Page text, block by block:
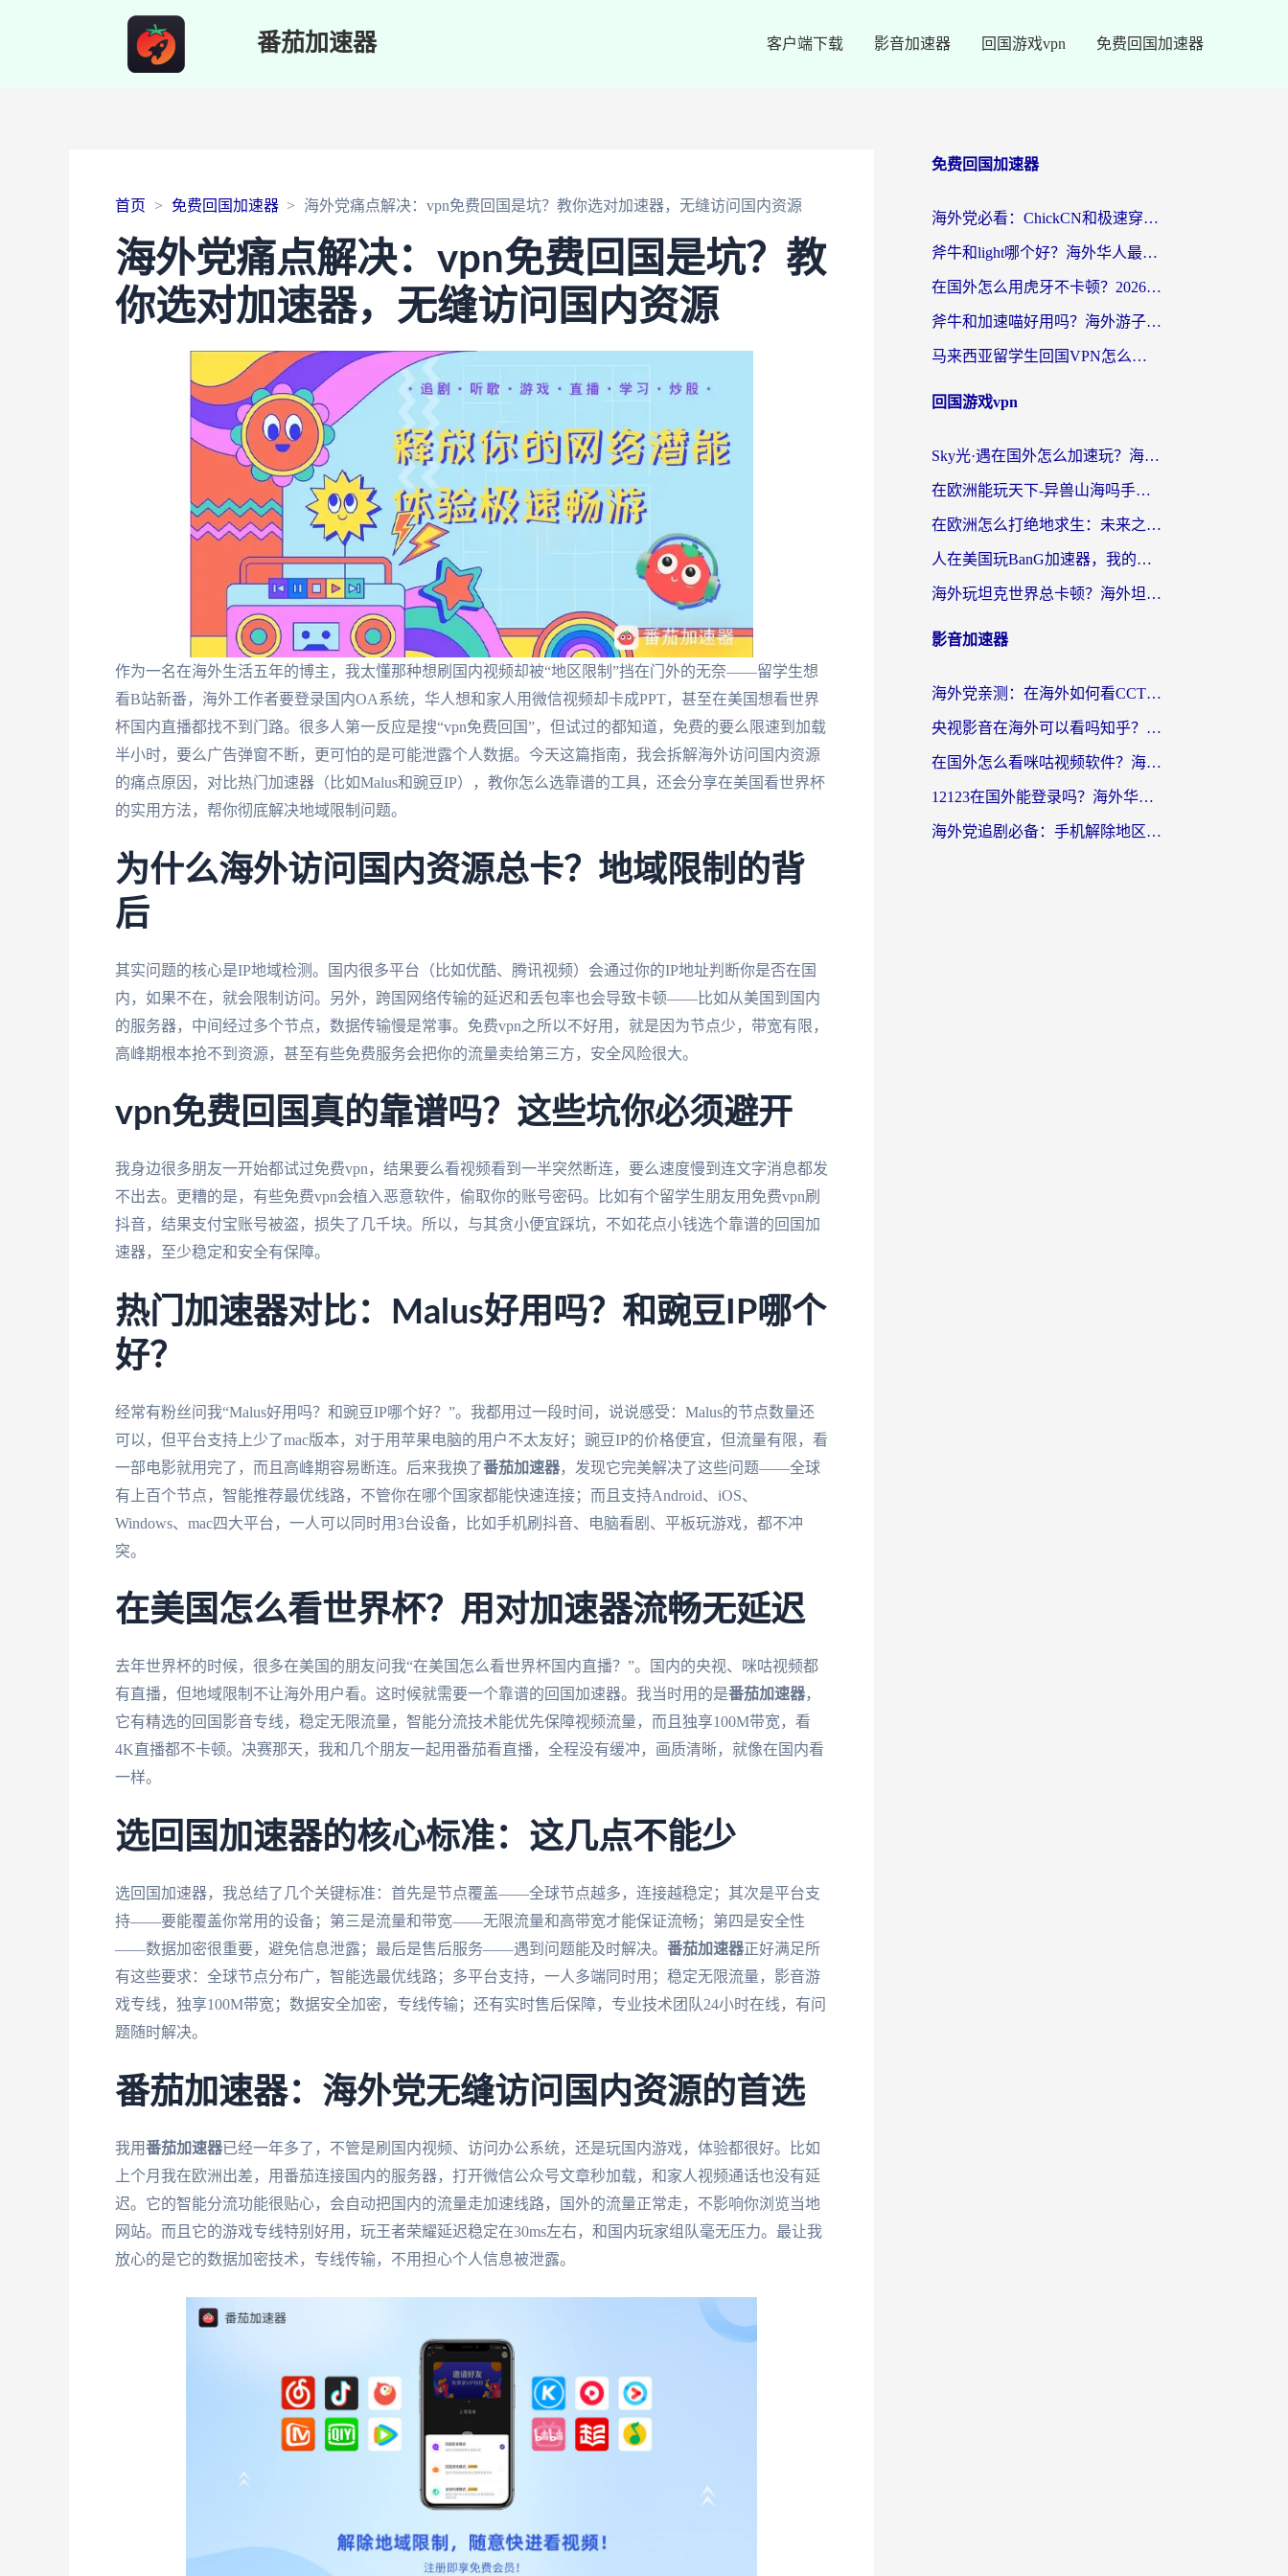
番茄加速器 客户端下载 影音加速器 回国游戏vpn 免费回国加速器
首页 免费回国加速器 海外党痛点解决：vpn免费回国是坑？教你选对加速器，无缝访问国内资源
海外党痛点解决：vpn免费回国是坑？教
你选对加速器，无缝访问国内资源
作为一名在海外生活五年的博主，我太懂那种想刷国内视频却被“地区限制”挡在门外的无奈——留学生想
看B站新番，海外工作者要登录国内OA系统，华人想和家人用微信视频却卡成PPT，甚至在美国想看世界
杯国内直播都找不到门路。很多人第一反应是搜“vpn免费回国”，但试过的都知道，免费的要么限速到加载
半小时，要么广告弹窗不断，更可怕的是可能泄露个人数据。今天这篇指南，我会拆解海外访问国内资源
的痛点原因，对比热门加速器（比如Malus和豌豆IP），教你怎么选靠谱的工具，还会分享在美国看世界杯
的实用方法，帮你彻底解决地域限制问题。
为什么海外访问国内资源总卡？地域限制的背
后
其实问题的核心是IP地域检测。国内很多平台（比如优酷、腾讯视频）会通过你的IP地址判断你是否在国
内，如果不在，就会限制访问。另外，跨国网络传输的延迟和丢包率也会导致卡顿——比如从美国到国内
的服务器，中间经过多个节点，数据传输慢是常事。免费vpn之所以不好用，就是因为节点少，带宽有限，
高峰期根本抢不到资源，甚至有些免费服务会把你的流量卖给第三方，安全风险很大。
vpn免费回国真的靠谱吗？这些坑你必须避开
我身边很多朋友一开始都试过免费vpn，结果要么看视频看到一半突然断连，要么速度慢到连文字消息都发
不出去。更糟的是，有些免费vpn会植入恶意软件，偷取你的账号密码。比如有个留学生朋友用免费vpn刷
抖音，结果支付宝账号被盗，损失了几千块。所以，与其贪小便宜踩坑，不如花点小钱选个靠谱的回国加
速器，至少稳定和安全有保障。
热门加速器对比：Malus好用吗？和豌豆IP哪个
好？
经常有粉丝问我“Malus好用吗？和豌豆IP哪个好？”。我都用过一段时间，说说感受：Malus的节点数量还
可以，但平台支持上少了mac版本，对于用苹果电脑的用户不太友好；豌豆IP的价格便宜，但流量有限，看
一部电影就用完了，而且高峰期容易断连。后来我换了番茄加速器，发现它完美解决了这些问题——全球
有上百个节点，智能推荐最优线路，不管你在哪个国家都能快速连接；而且支持Android、iOS、
Windows、mac四大平台，一人可以同时用3台设备，比如手机刷抖音、电脑看剧、平板玩游戏，都不冲
突。
在美国怎么看世界杯？用对加速器流畅无延迟
去年世界杯的时候，很多在美国的朋友问我“在美国怎么看世界杯国内直播？”。国内的央视、咪咕视频都
有直播，但地域限制不让海外用户看。这时候就需要一个靠谱的回国加速器。我当时用的是番茄加速器，
它有精选的回国影音专线，稳定无限流量，智能分流技术能优先保障视频流量，而且独享100M带宽，看
4K直播都不卡顿。决赛那天，我和几个朋友一起用番茄看直播，全程没有缓冲，画质清晰，就像在国内看
一样。
选回国加速器的核心标准：这几点不能少
选回国加速器，我总结了几个关键标准：首先是节点覆盖——全球节点越多，连接越稳定；其次是平台支
持——要能覆盖你常用的设备；第三是流量和带宽——无限流量和高带宽才能保证流畅；第四是安全性
——数据加密很重要，避免信息泄露；最后是售后服务——遇到问题能及时解决。 番茄加速器正好满足所
有这些要求：全球节点分布广，智能选最优线路；多平台支持，一人多端同时用；稳定无限流量，影音游
戏专线，独享100M带宽；数据安全加密，专线传输；还有实时售后保障，专业技术团队24小时在线，有问
题随时解决。
番茄加速器：海外党无缝访问国内资源的首选
我用番茄加速器已经一年多了，不管是刷国内视频、访问办公系统，还是玩国内游戏，体验都很好。比如
上个月我在欧洲出差，用番茄连接国内的服务器，打开微信公众号文章秒加载，和家人视频通话也没有延
迟。它的智能分流功能很贴心，会自动把国内的流量走加速线路，国外的流量正常走，不影响你浏览当地
网站。而且它的游戏专线特别好用，玩王者荣耀延迟稳定在30ms左右，和国内玩家组队毫无压力。最让我
放心的是它的数据加密技术，专线传输，不用担心个人信息被泄露。
免费回国加速器
海外党必看：ChickCN和极速穿梭VPN好用吗？3招教你选对回国加速器无缝刷国内资源
斧牛和light哪个好？海外华人最关心的回国加速器选择难题，一篇讲透
在国外怎么用虎牙不卡顿？2026海外华人亲测有效的回国加速器选择指南
斧牛和加速喵好用吗？海外游子的真实选择困境
马来西亚留学生回国VPN怎么选？3个避坑点+1款实测好用的加速器推荐
回国游戏vpn
Sky光·遇在国外怎么加速玩？海外党亲测有效的国服游戏加速指南
在欧洲能玩天下-异兽山海吗手游？海外玩家的加速器生存指南
在欧洲怎么打绝地求生：未来之役不卡？留学生亲测的加速器避坑指南
人在美国玩BanG加速器，我的延迟终于绿了
海外玩坦克世界总卡顿？海外坦克世界加速器有哪些？实测好用的选择在这里
影音加速器
海外党亲测：在海外如何看CCTV？告别“仅限大陆播放”的实用指南
央视影音在海外可以看吗知乎？留学生亲测：3步解决地域限制+追剧自由
在国外怎么看咪咕视频软件？海外党亲测有效的回国加速方案
12123在国外能登录吗？海外华人必看的回国加速实用指南
海外党追剧必备：手机解除地区限制app怎么选？解决央视视频&国内剧地区限制全指南